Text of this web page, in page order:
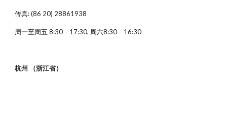
传真: (86 20) 28861938
周一至周五 8:30 – 17:30, 周六8:30 – 16:30
杭州 （浙江省）